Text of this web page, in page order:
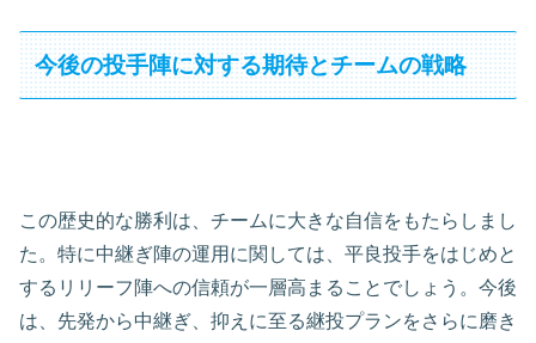
今後の投手陣に対する期待とチームの戦略
この歴史的な勝利は、チームに大きな自信をもたらしまし
た。特に中継ぎ陣の運用に関しては、平良投手をはじめと
するリリーフ陣への信頼が一層高まることでしょう。今後
は、先発から中継ぎ、抑えに至る継投プランをさらに磨き